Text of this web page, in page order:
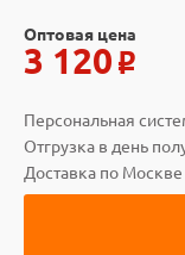
Оптовая цена
3 120 o
Персональная
Отгрузка в день
Доставка по